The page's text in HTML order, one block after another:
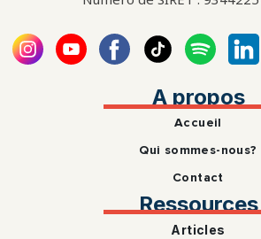
A propos
Accueil
Qui sommes-nous?
Contact
Ressources
Articles